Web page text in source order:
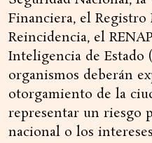
Financiera, el Registro
Reincidencia, el
Inteligencia de Estado
organismos deberán
otorgamiento de la
representar un riesgo
nacional o los